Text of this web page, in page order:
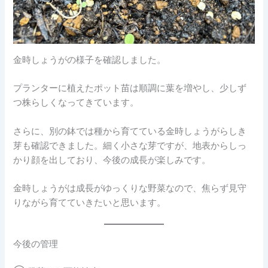
金時しょうがの様子を確認しました。
プランターに植えたポット苗は順調に葉を増やし、少しず
つ株らしくなってきています。
さらに、別の鉢では種から育てている金時しょうがらしき
芽も確認できました。細く小さな芽ですが、地表からしっ
かり顔を出しており、今後の成長が楽しみです。
金時しょうがは成長がゆっくりな野菜なので、焦らず見守
りながら育てていきたいと思います。
今後の管理